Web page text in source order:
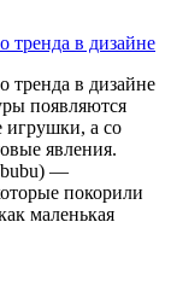
тренда в дизайне
тренда в дизайне
появляются
игрушки, а со
явления.
—
покорили
маленькая